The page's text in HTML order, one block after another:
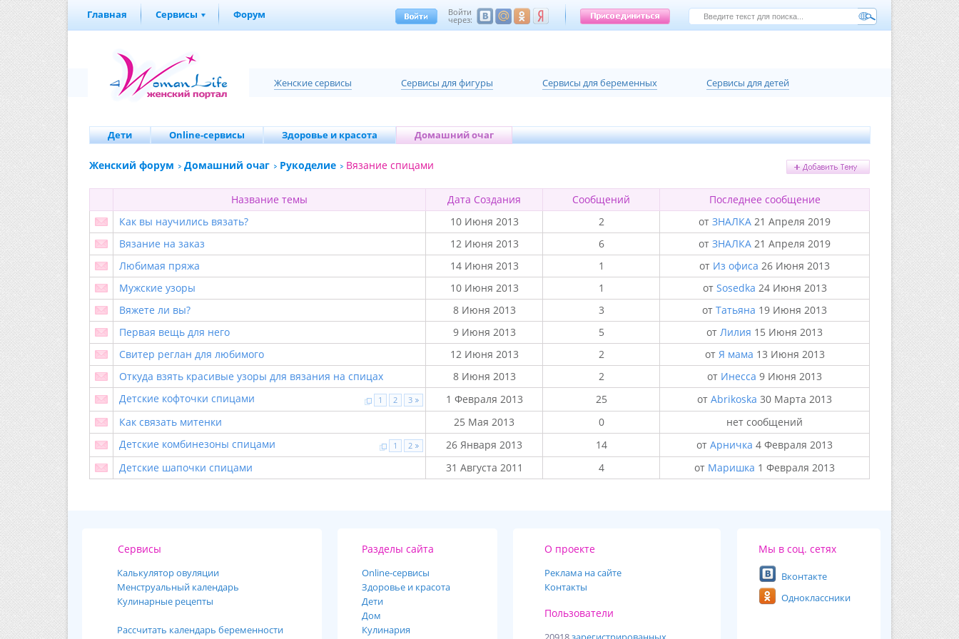
Главная Сервисы Форум Войти
через:
Женские сервисы Cервисы для фигуры Cервисы для беременных Сервисы для детей
Дети Online-сервисы Здоровье и красота Домашний очаг
Женский форум Домашний очаг Рукоделие Вязание спицами
Название темы Дата Создания Сообщений
Последнее сообщение
Как вы научились вязать?
10 Июня 2013 2 от ЗНАЛКА 21 Апреля 2019
Вязание на заказ
12 Июня 2013 6 от ЗНАЛКА 21 Апреля 2019
Любимая пряжа
14 Июня 2013 1 от Из офиса 26 Июня 2013
Мужские узоры
10 Июня 2013 1 от Sosedka 24 Июня 2013
Вяжете ли вы?
8 Июня 2013 3 от Татьяна 19 Июня 2013
Первая вещь для него
9 Июня 2013 5 от Лилия 15 Июня 2013
Свитер реглан для любимого
12 Июня 2013 2 от Я мама 13 Июня 2013
Откуда взять красивые узоры для вязания на спицах
8 Июня 2013 2 от Инесса 9 Июня 2013
Детские кофточки спицами
1 2 3 1 Февраля 2013 25 от Abrikoska 30 Марта 2013
Как связать митенки
25 Мая 2013 0
нет сообщений
Детские комбинезоны спицами
1 2 26 Января 2013 14 от Арничка 4 Февраля 2013
Детские шапочки спицами
31 Августа 2011 4 от Маришка 1 Февраля 2013
Сервисы
Калькулятор овуляции
Менструальный календарь
Кулинарные рецепты
Рассчитать календарь беременности
Разделы сайта
Online-cервисы
Здоровье и красота
Дети
Дом
Кулинария
О проекте
Реклама на сайте
Контакты
Пользователи
Мы в соц. сетях
Вконтакте
Одноклассники